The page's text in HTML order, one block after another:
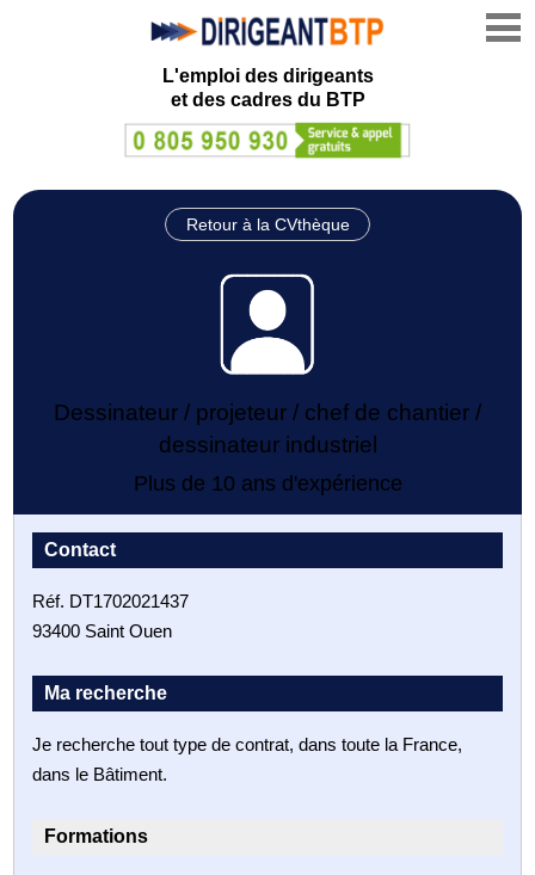
L'emploi des dirigeants
et des cadres du BTP
Retour à la CVthèque
Dessinateur / projeteur / chef de chantier /
dessinateur industriel
Plus de 10 ans d'expérience
Contact
Réf. DT1702021437
93400 Saint Ouen
Ma recherche
Je recherche tout type de contrat, dans toute la France,
dans le Bâtiment.
Formations